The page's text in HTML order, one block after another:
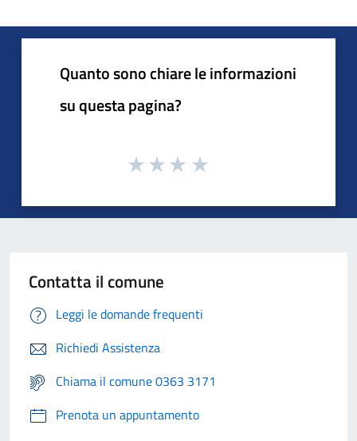
Quanto sono chiare le informazioni
su questa pagina?
Contatta il comune
Leggi le domande frequenti
Richiedi Assistenza
Chiama il comune 0363 3171
Prenota un appuntamento